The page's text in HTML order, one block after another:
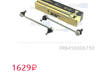
FR8450006750
1629₽